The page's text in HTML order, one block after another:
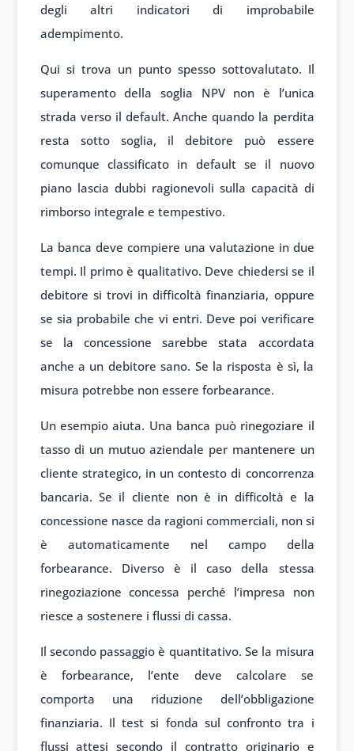
degli altri indicatori di improbabile
adempimento.
Qui si trova un punto spesso sottovalutato. Il
superamento della soglia NPV non è l’unica
strada verso il default. Anche quando la perdita
resta sotto soglia, il debitore può essere
comunque classificato in default se il nuovo
piano lascia dubbi ragionevoli sulla capacità di
rimborso integrale e tempestivo.
La banca deve compiere una valutazione in due
tempi. Il primo è qualitativo. Deve chiedersi se il
debitore si trovi in difficoltà finanziaria, oppure
se sia probabile che vi entri. Deve poi verificare
se la concessione sarebbe stata accordata
anche a un debitore sano. Se la risposta è sì, la
misura potrebbe non essere forbearance.
Un esempio aiuta. Una banca può rinegoziare il
tasso di un mutuo aziendale per mantenere un
cliente strategico, in un contesto di concorrenza
bancaria. Se il cliente non è in difficoltà e la
concessione nasce da ragioni commerciali, non si
è automaticamente nel campo della
forbearance. Diverso è il caso della stessa
rinegoziazione concessa perché l’impresa non
riesce a sostenere i flussi di cassa.
Il secondo passaggio è quantitativo. Se la misura
è forbearance, l’ente deve calcolare se
comporta una riduzione dell’obbligazione
finanziaria. Il test si fonda sul confronto tra i
flussi attesi secondo il contratto originario e